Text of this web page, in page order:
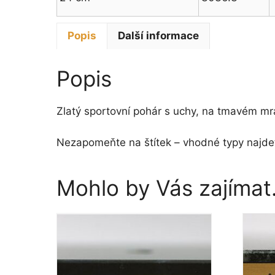
Popis Další informace
Popis
Zlatý sportovní pohár s uchy, na tmavém
Nezapomeňte na štítek – vhodné typy
Mohlo by Vás